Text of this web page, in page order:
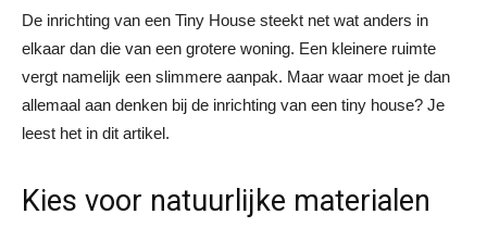
De inrichting van een Tiny House steekt net wat anders in
elkaar dan die van een grotere woning. Een kleinere ruimte
vergt namelijk een slimmere aanpak. Maar waar moet je dan
allemaal aan denken bij de inrichting van een tiny house? Je
leest het in dit artikel.
Kies voor natuurlijke materialen